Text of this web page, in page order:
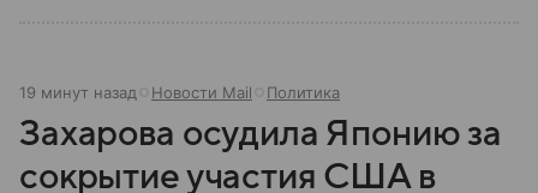
19 минут назад Новости Mail Политика
Захарова осудила Японию за
сокрытие участия США в